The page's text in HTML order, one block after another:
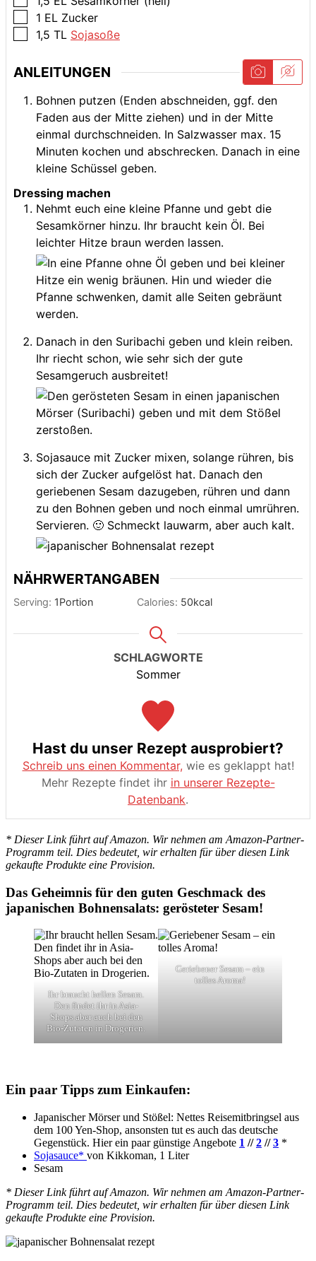
▢
1 EL Zucker
▢
1,5 TL Sojasoße
ANLEITUNGEN
Bohnen putzen (Enden abschneiden, ggf. den
Faden aus der Mitte ziehen) und in der Mitte
einmal durchschneiden. In Salzwasser max. 15
Minuten kochen und abschrecken. Danach in eine
kleine Schüssel geben.
Dressing machen
Nehmt euch eine kleine Pfanne und gebt die
Sesamkörner hinzu. Ihr braucht kein Öl. Bei
leichter Hitze braun werden lassen.
Danach in den Suribachi geben und klein reiben.
Ihr riecht schon, wie sehr sich der gute
Sesamgeruch ausbreitet!
Sojasauce mit Zucker mixen, solange rühren, bis
sich der Zucker aufgelöst hat. Danach den
geriebenen Sesam dazugeben, rühren und dann
zu den Bohnen geben und noch einmal umrühren.
Servieren. 🙂 Schmeckt lauwarm, aber auch kalt.
NÄHRWERTANGABEN
Serving: 1Portion Calories: 50kcal
SCHLAGWORTE
Sommer
Hast du unser Rezept ausprobiert?
Schreib uns einen Kommentar, wie es geklappt hat!
Mehr Rezepte findet ihr in unserer Rezepte-
Datenbank.
* Dieser Link führt auf Amazon. Wir nehmen am Amazon-Partner-
Programm teil. Dies bedeutet, wir erhalten für über diesen Link
gekaufte Produkte eine Provision.
Das Geheimnis für den guten Geschmack des
japanischen Bohnensalats: gerösteter Sesam!
Ihr braucht hellen Sesam.
Den findet ihr in Asia-
Shops aber auch bei den
Bio-Zutaten in Drogerien.
Geriebener Sesam – ein
tolles Aroma!
Ein paar Tipps zum Einkaufen:
Japanischer Mörser und Stößel: Nettes Reisemitbringsel aus
dem 100 Yen-Shop, ansonsten tut es auch das deutsche
Gegenstück. Hier ein paar günstige Angebote 1 //2 //3 *
Sojasauce* von Kikkoman, 1 Liter
Sesam
* Dieser Link führt auf Amazon. Wir nehmen am Amazon-Partner-
Programm teil. Dies bedeutet, wir erhalten für über diesen Link
gekaufte Produkte eine Provision.